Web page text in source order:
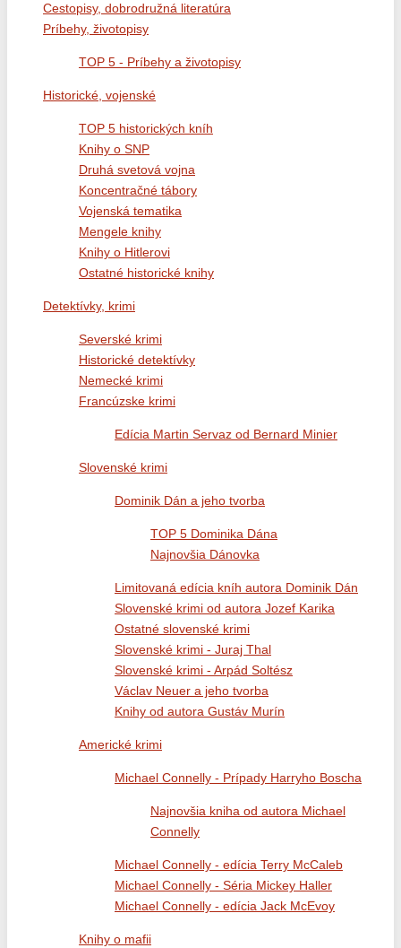
Cestopisy, dobrodružná literatúra
Príbehy, životopisy
TOP 5 - Príbehy a životopisy
Historické, vojenské
TOP 5 historických kníh
Knihy o SNP
Druhá svetová vojna
Koncentračné tábory
Vojenská tematika
Mengele knihy
Knihy o Hitlerovi
Ostatné historické knihy
Detektívky, krimi
Severské krimi
Historické detektívky
Nemecké krimi
Francúzske krimi
Edícia Martin Servaz od Bernard Minier
Slovenské krimi
Dominik Dán a jeho tvorba
TOP 5 Dominika Dána
Najnovšia Dánovka
Limitovaná edícia kníh autora Dominik Dán
Slovenské krimi od autora Jozef Karika
Ostatné slovenské krimi
Slovenské krimi - Juraj Thal
Slovenské krimi - Arpád Soltész
Václav Neuer a jeho tvorba
Knihy od autora Gustáv Murín
Americké krimi
Michael Connelly - Prípady Harryho Boscha
Najnovšia kniha od autora Michael
Connelly
Michael Connelly - edícia Terry McCaleb
Michael Connelly - Séria Mickey Haller
Michael Connelly - edícia Jack McEvoy
Knihy o mafii